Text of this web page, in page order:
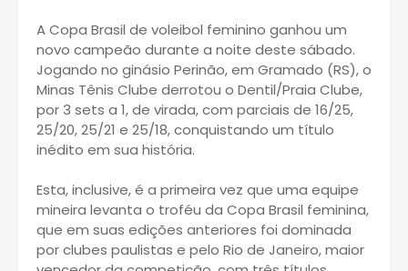
A Copa Brasil de voleibol feminino ganhou um
novo campeão durante a noite deste sábado.
Jogando no ginásio Perinão, em Gramado (RS), o
Minas Tênis Clube derrotou o Dentil/Praia Clube,
por 3 sets a 1, de virada, com parciais de 16/25,
25/20, 25/21 e 25/18, conquistando um título
inédito em sua história.
Esta, inclusive, é a primeira vez que uma equipe
mineira levanta o troféu da Copa Brasil feminina,
que em suas edições anteriores foi dominada
por clubes paulistas e pelo Rio de Janeiro, maior